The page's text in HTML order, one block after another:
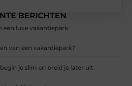
BERICHTEN
een luxe vakantiepark
van een vakantiepark?
je slim en breid je later uit